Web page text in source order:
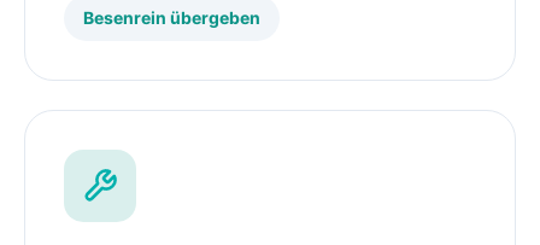
Besenrein übergeben